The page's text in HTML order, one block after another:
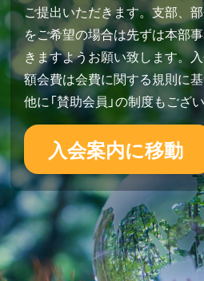
ご提出いただきます。支部、
をご希望の場合は先ずは本部
きますようお願い致します。
額会費は会費に関する規則に基
他に「賛助会員」の制度もござい
入会案内に移動